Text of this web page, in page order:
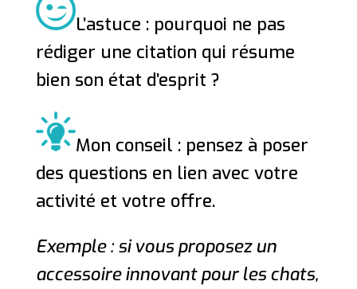
L’astuce : pourquoi ne pas
rédiger une citation qui résume
bien son état d’esprit ?
Mon conseil : pensez à poser
des questions en lien avec votre
activité et votre offre.
Exemple : si vous proposez un
accessoire innovant pour les chats,